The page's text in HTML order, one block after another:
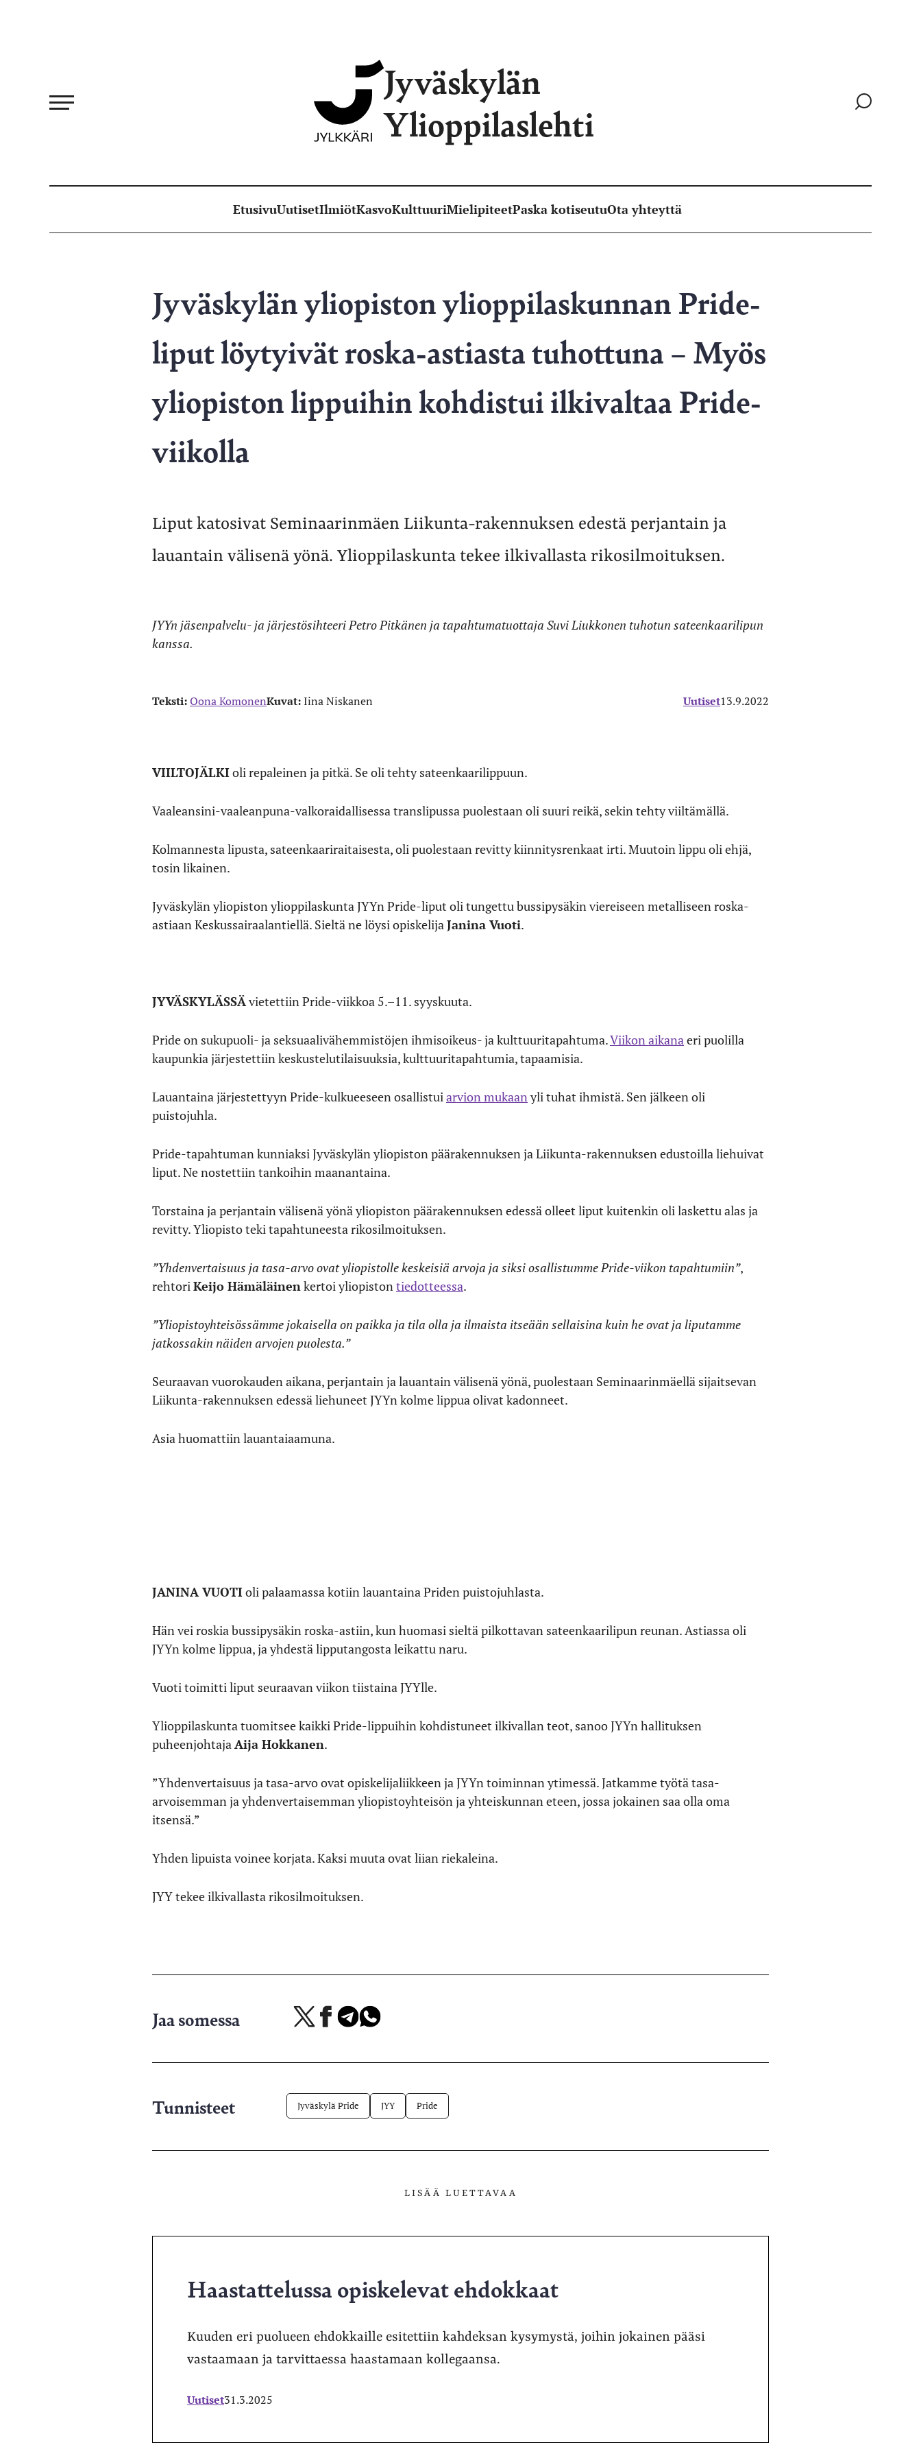
Jyväskylän
Ylioppilaslehti
Siirry
EtusivuUutisetIlmiötKasvoKulttuuriMielipiteetPaska kotiseutuOta yhteyttä
Jyväskylän yliopiston ylioppilaskunnan Pride-
liput löytyivät roska-astiasta tuhottuna – Myös
yliopiston lippuihin kohdistui ilkivaltaa Pride-
viikolla
Liput katosivat Seminaarinmäen Liikunta-rakennuksen edestä perjantain ja
lauantain välisenä yönä. Ylioppilaskunta tekee ilkivallasta rikosilmoituksen.
JYYn jäsenpalvelu- ja järjestösihteeri Petro Pitkänen ja tapahtumatuottaja Suvi Liukkonen tuhotun sateenkaarilipun
kanssa.
Teksti:Oona KomonenKuvat:Iina Niskanen Uutiset13.9.2022
VIILTOJÄLKIoli repaleinen ja pitkä. Se oli tehty sateenkaarilippuun.
Vaaleansini-vaaleanpuna-valkoraidallisessa translipussa puolestaan oli suuri reikä, sekin tehty viiltämällä.
Kolmannesta lipusta, sateenkaariraitaisesta, oli puolestaan revitty kiinnitysrenkaat irti. Muutoin lippu oli ehjä,
tosin likainen.
Jyväskylän yliopiston ylioppilaskunta JYYn Pride-liput oli tungettu bussipysäkin viereiseen metalliseen roska-
astiaan Keskussairaalantiellä. Sieltä ne löysi opiskelijaJanina Vuoti.
JYVÄSKYLÄSSÄvietettiin Pride-viikkoa 5.–11. syyskuuta.
Pride on sukupuoli- ja seksuaalivähemmistöjen ihmisoikeus- ja kulttuuritapahtuma.Viikon aikanaeri puolilla
kaupunkia järjestettiin keskustelutilaisuuksia, kulttuuritapahtumia, tapaamisia.
Lauantaina järjestettyyn Pride-kulkueeseen osallistuiarvion mukaanyli tuhat ihmistä. Sen jälkeen oli
puistojuhla.
Pride-tapahtuman kunniaksi Jyväskylän yliopiston päärakennuksen ja Liikunta-rakennuksen edustoilla liehuivat
liput. Ne nostettiin tankoihin maanantaina.
Torstaina ja perjantain välisenä yönä yliopiston päärakennuksen edessä olleet liput kuitenkin oli laskettu alas ja
revitty. Yliopisto teki tapahtuneesta rikosilmoituksen.
”Yhdenvertaisuus ja tasa-arvo ovat yliopistolle keskeisiä arvoja ja siksi osallistumme Pride-viikon tapahtumiin”,
rehtoriKeijo Hämäläinenkertoi yliopistontiedotteessa.
”Yliopistoyhteisössämme jokaisella on paikka ja tila olla ja ilmaista itseään sellaisina kuin he ovat ja liputamme
jatkossakin näiden arvojen puolesta.”
Seuraavan vuorokauden aikana, perjantain ja lauantain välisenä yönä, puolestaan Seminaarinmäellä sijaitsevan
Liikunta-rakennuksen edessä liehuneet JYYn kolme lippua olivat kadonneet.
Asia huomattiin lauantaiaamuna.
JANINA VUOTIoli palaamassa kotiin lauantaina Priden puistojuhlasta.
Hän vei roskia bussipysäkin roska-astiin, kun huomasi sieltä pilkottavan sateenkaarilipun reunan. Astiassa oli
JYYn kolme lippua, ja yhdestä lipputangosta leikattu naru.
Vuoti toimitti liput seuraavan viikon tiistaina JYYlle.
Ylioppilaskunta tuomitsee kaikki Pride-lippuihin kohdistuneet ilkivallan teot, sanoo JYYn hallituksen
puheenjohtajaAija Hokkanen.
”Yhdenvertaisuus ja tasa-arvo ovat opiskelijaliikkeen ja JYYn toiminnan ytimessä. Jatkamme työtä tasa-
arvoisemman ja yhdenvertaisemman yliopistoyhteisön ja yhteiskunnan eteen, jossa jokainen saa olla oma
itsensä.”
Yhden lipuista voinee korjata. Kaksi muuta ovat liian riekaleina.
JYY tekee ilkivallasta rikosilmoituksen.
Jaa somessa
Jaa
palvelussa
Jaa Jaa Jaa
Tunnisteet Jyväskylä Pride JYY Pride
LISÄÄ LUETTAVAA
Haastattelussa opiskelevat ehdokkaat
Kuuden eri puolueen ehdokkaille esitettiin kahdeksan kysymystä, joihin jokainen pääsi
vastaamaan ja tarvittaessa haastamaan kollegaansa.
Uutiset31.3.2025